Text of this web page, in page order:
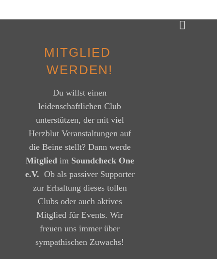
M ITGLI ED
WERDEN !
Du willst einen
leidenschaftlichen Club
unterstützen, der mit viel
Herzblut Veranstaltungen auf
die Beine stellt? Dann werde
Mitgliedim Soundcheck One
e.V. Ob als passiver Supporter
zur Erhaltung dieses tollen
Clubs oder auch aktives
Mitglied für Events. Wir
freuen uns immer über
sympathischen Zuwachs!